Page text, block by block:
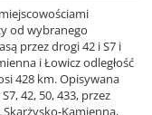
od wybranego
przez drogi 42 i S7 i
i Łowicz odległość
428 km. Opisywana
42, 50, 433, przez
Kamienna,